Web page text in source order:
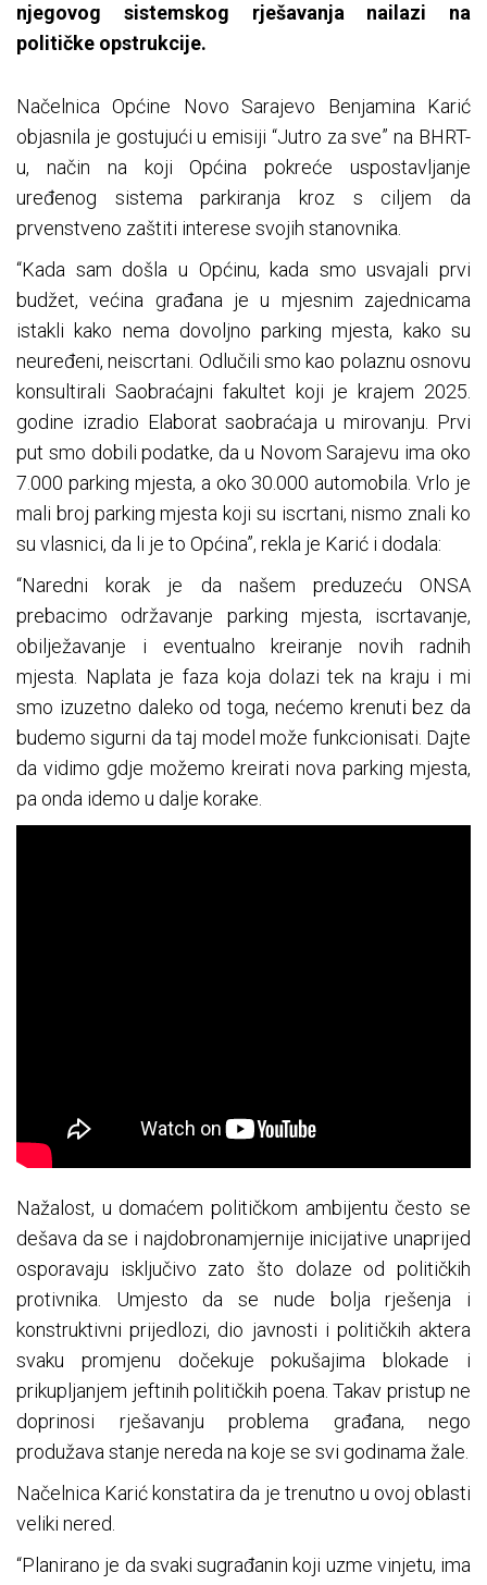
njegovog sistemskog rješavanja nailazi na
političke opstrukcije.
Načelnica Općine Novo Sarajevo Benjamina Karić
objasnila je gostujući u emisiji “Jutro za sve” na BHRT-
u, način na koji Općina pokreće uspostavljanje
uređenog sistema parkiranja kroz s ciljem da
prvenstveno zaštiti interese svojih stanovnika.
“Kada sam došla u Općinu, kada smo usvajali prvi
budžet, većina građana je u mjesnim zajednicama
istakli kako nema dovoljno parking mjesta, kako su
neuređeni, neiscrtani. Odlučili smo kao polaznu osnovu
konsultirali Saobraćajni fakultet koji je krajem 2025.
godine izradio Elaborat saobraćaja u mirovanju. Prvi
put smo dobili podatke, da u Novom Sarajevu ima oko
7.000 parking mjesta, a oko 30.000 automobila. Vrlo je
mali broj parking mjesta koji su iscrtani, nismo znali ko
su vlasnici, da li je to Općina”, rekla je Karić i dodala:
“Naredni korak je da našem preduzeću ONSA
prebacimo održavanje parking mjesta, iscrtavanje,
obilježavanje i eventualno kreiranje novih radnih
mjesta. Naplata je faza koja dolazi tek na kraju i mi
smo izuzetno daleko od toga, nećemo krenuti bez da
budemo sigurni da taj model može funkcionisati. Dajte
da vidimo gdje možemo kreirati nova parking mjesta,
pa onda idemo u dalje korake.
Nažalost, u domaćem političkom ambijentu često se
dešava da se i najdobronamjernije inicijative unaprijed
osporavaju isključivo zato što dolaze od političkih
protivnika. Umjesto da se nude bolja rješenja i
konstruktivni prijedlozi, dio javnosti i političkih aktera
svaku promjenu dočekuje pokušajima blokade i
prikupljanjem jeftinih političkih poena. Takav pristup ne
doprinosi rješavanju problema građana, nego
produžava stanje nereda na koje se svi godinama žale.
Načelnica Karić konstatira da je trenutno u ovoj oblasti
veliki nered.
“Planirano je da svaki sugrađanin koji uzme vinjetu, ima